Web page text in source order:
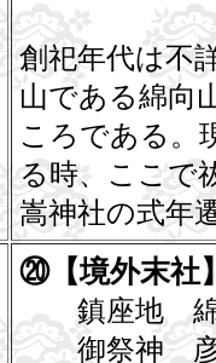
創祀年代は不
山である綿向
ころである。
る時、ここで
嵩神社の式年
⑳【境外末社
鎮座地 綿
御祭神 彦